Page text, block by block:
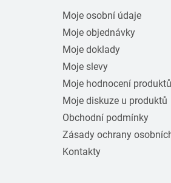
Moje osobní údaje
Moje objednávky
Moje doklady
Moje slevy
Moje hodnocení produktů
Moje diskuze u produktů
Obchodní podmínky
Zásady ochrany
Kontakty